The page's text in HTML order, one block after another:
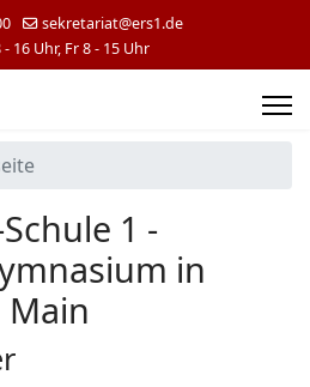
sekretariat@ers1.de
16 Uhr, Fr 8 - 15 Uhr
1 -
in